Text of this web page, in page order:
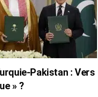
Pakistan : Vers
» ?